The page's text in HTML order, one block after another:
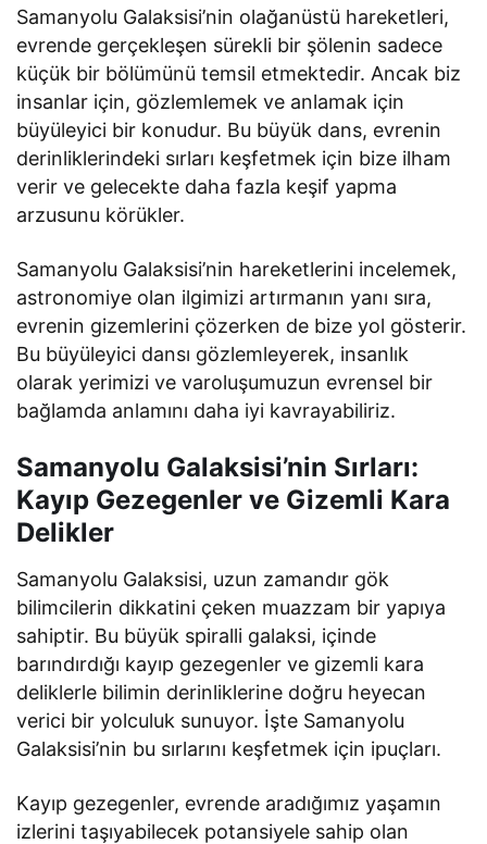
Samanyolu Galaksisi’nin olağanüstü hareketleri,
evrende gerçekleşen sürekli bir şölenin sadece
küçük bir bölümünü temsil etmektedir. Ancak biz
insanlar için, gözlemlemek ve anlamak için
büyüleyici bir konudur. Bu büyük dans, evrenin
derinliklerindeki sırları keşfetmek için bize ilham
verir ve gelecekte daha fazla keşif yapma
arzusunu körükler.
Samanyolu Galaksisi’nin hareketlerini incelemek,
astronomiye olan ilgimizi artırmanın yanı sıra,
evrenin gizemlerini çözerken de bize yol gösterir.
Bu büyüleyici dansı gözlemleyerek, insanlık
olarak yerimizi ve varoluşumuzun evrensel bir
bağlamda anlamını daha iyi kavrayabiliriz.
Samanyolu Galaksisi’nin Sırları:
Kayıp Gezegenler ve Gizemli Kara
Delikler
Samanyolu Galaksisi, uzun zamandır gök
bilimcilerin dikkatini çeken muazzam bir yapıya
sahiptir. Bu büyük spiralli galaksi, içinde
barındırdığı kayıp gezegenler ve gizemli kara
deliklerle bilimin derinliklerine doğru heyecan
verici bir yolculuk sunuyor. İşte Samanyolu
Galaksisi’nin bu sırlarını keşfetmek için ipuçları.
Kayıp gezegenler, evrende aradığımız yaşamın
izlerini taşıyabilecek potansiyele sahip olan